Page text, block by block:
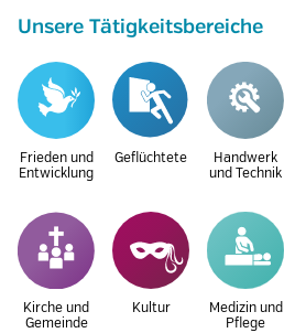
Unsere Tätigkeitsbereiche
Frieden und
Entwicklung
Geflüchtete
Handwerk
und Technik
Kirche und
Gemeinde
Kultur
Medizin und
Pflege